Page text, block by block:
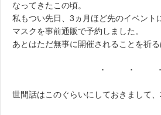
なってきたこの頃。
私もつい先日、3ヵ月ほど先のイベント
マスクを事前通販で予約しました。
あとはただ無事に開催されることを祈
世間話はこのぐらいにしておきまして